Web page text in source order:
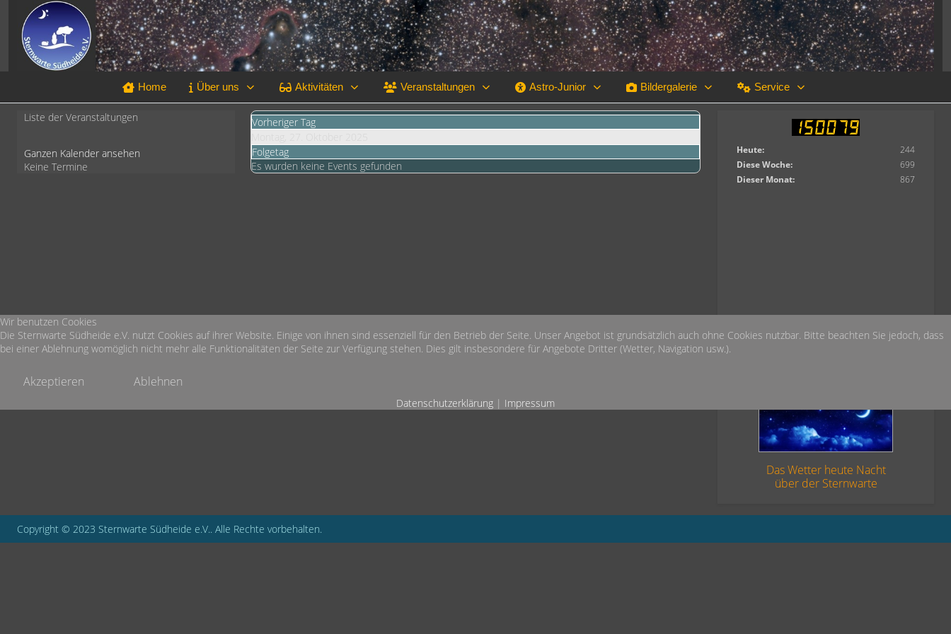
Home Über uns Aktivitäten Veranstaltungen Astro-Junior Bildergalerie Service
Liste der Veranstaltungen
Ganzen Kalender ansehen
Keine Termine
Vorheriger Tag
Folgetag
Es wurden keine Events gefunden
Heute:
244
Diese Woche:
699
Dieser Monat:
867
Das Wetter heute Nacht
über der Sternwarte
Copyright © 2023 Sternwarte Südheide e.V.. Alle Rechte vorbehalten.
Wir benutzen Cookies
Die Sternwarte Südheide e.V. nutzt Cookies auf ihrer Website. Einige von ihnen sind essenziell für den Betrieb der Seite. Unser Angebot ist grundsätzlich auch ohne Cookies nutzbar. Bitte beachten Sie jedoch, dass
bei einer Ablehnung womöglich nicht mehr alle Funktionalitäten der Seite zur Verfügung stehen. Dies gilt insbesondere für Angebote Dritter (Wetter, Navigation usw.).
Akzeptieren Ablehnen
Datenschutzerklärung | Impressum